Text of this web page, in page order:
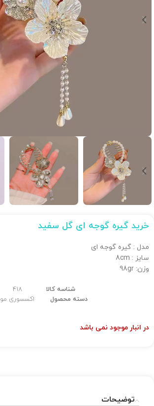
خرید گیره گوجه ای گل سفید
مدل : گیره گوجه ای
سایز : 8cm
وزن: 98gr
شناسه کالا
418
دسته محصول
اکسسوری مو
در انبار موجود نمی باشد
توضیحات